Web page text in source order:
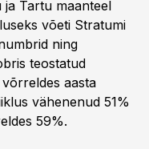
ja Tartu maanteel
võeti Stratumi
ning
teostatud
aasta
vähenenud 51%
59%.